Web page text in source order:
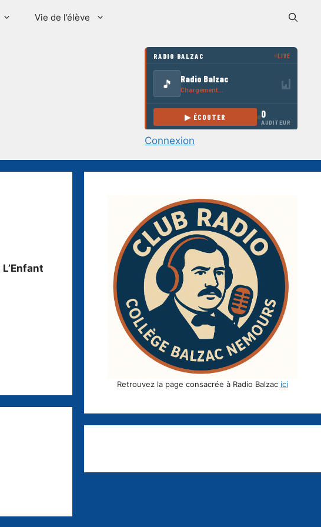
Vie de l’élève
Connexion
L’Enfant
Retrouvez la page consacrée à Radio Balzac ici